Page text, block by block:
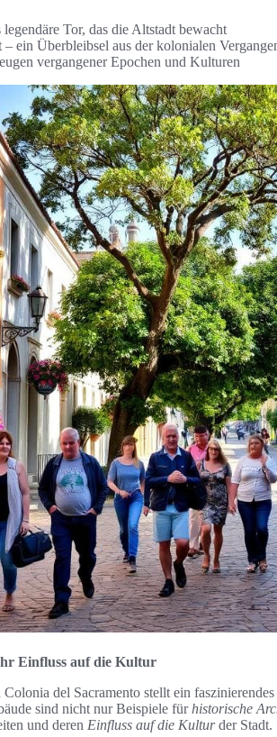
Tor, das die Altstadt bewacht
– ein Überbleibsel aus der kolonialen
vergangener Epochen und Kulturen
Einfluss auf die Kultur
Colonia del Sacramento stellt ein
sind nicht nur Beispiele fürhistorische
und deren Einfluss auf die Kulturder Stadt.